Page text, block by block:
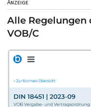
Anzeige
Alle Regelungen
VOB/C